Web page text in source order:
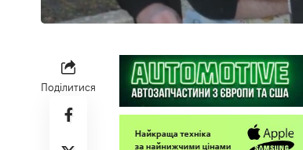
Поділитися